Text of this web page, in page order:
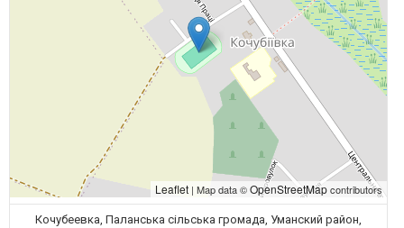
Leaflet | Map data ©OpenStreetMapcontributors
Кочубеевка, Паланська сільська громада, Уманский район,